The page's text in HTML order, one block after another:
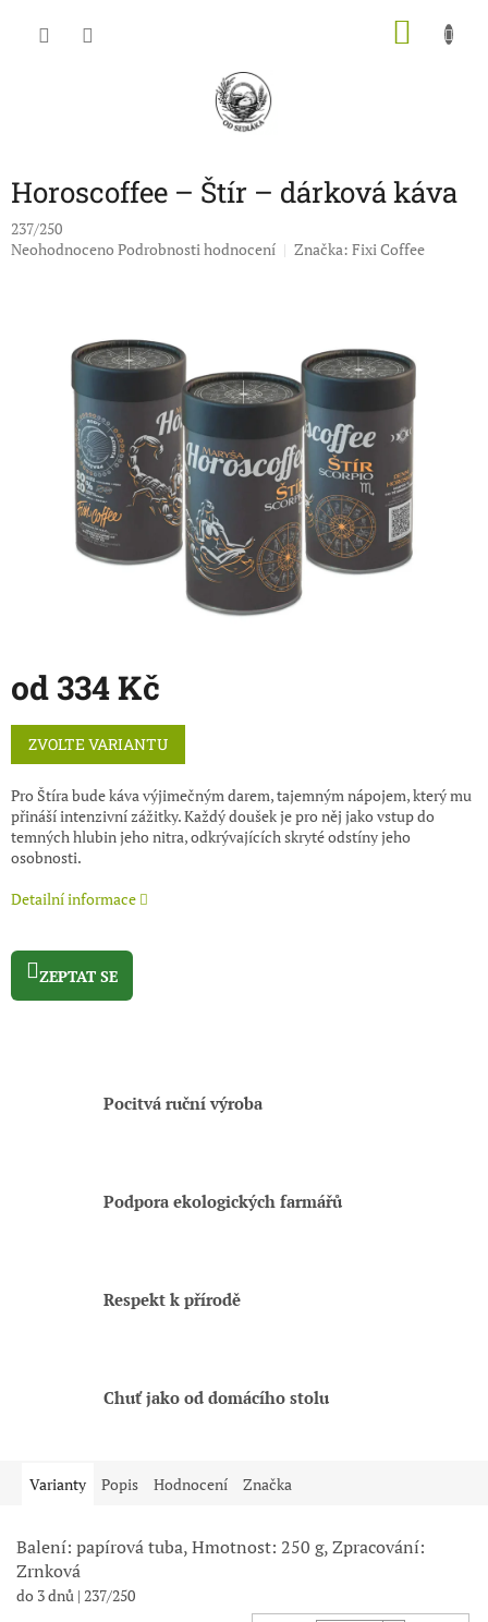
Horoscoffee – Štír – dárková káva
237/250
Průměrné
hvězdiček.
Neohodnoceno Podrobnosti hodnocení Značka: Fixi Coffee
od334 Kč
Měrná
cena:
ZVOLTE VARIANTU
Pro Štíra bude káva výjimečným darem, tajemným nápojem, který mu
přináší intenzivní zážitky. Každý doušek je pro něj jako vstup do
temných hlubin jeho nitra, odkrývajících skryté odstíny jeho
osobnosti.
Detailní informace
ZEPTAT SE
Pocitvá ruční výroba
Podpora ekologických farmářů
Respekt k přírodě
Chuť jako od domácího stolu
Varianty Popis Hodnocení Značka
Balení: papírová tuba, Hmotnost: 250 g, Zpracování:
Zrnková
do 3 dnů | 237/250